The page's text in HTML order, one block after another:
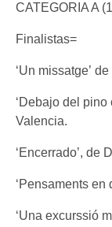
CATEGORIA A
Finalistas=
‘Un missatge’
‘Debajo del pino
Valencia.
‘Encerrado’, de
‘Pensaments en
‘Una excurssió